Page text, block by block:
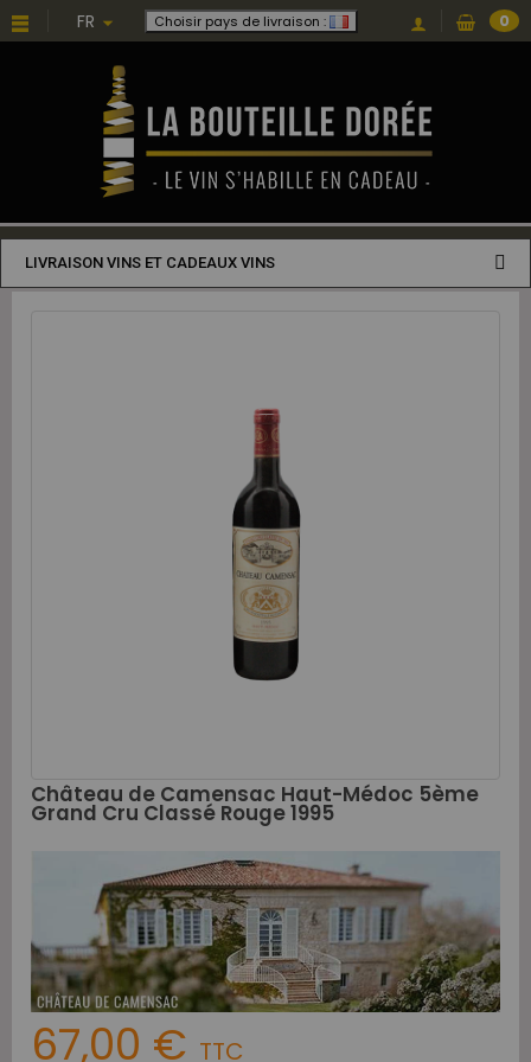
FR Choisir pays de livraison : 0
LIVRAISON VINS ET CADEAUX VINS
Château de Camensac Haut-Médoc 5ème
Grand Cru Classé Rouge 1995
67,00 € TTC